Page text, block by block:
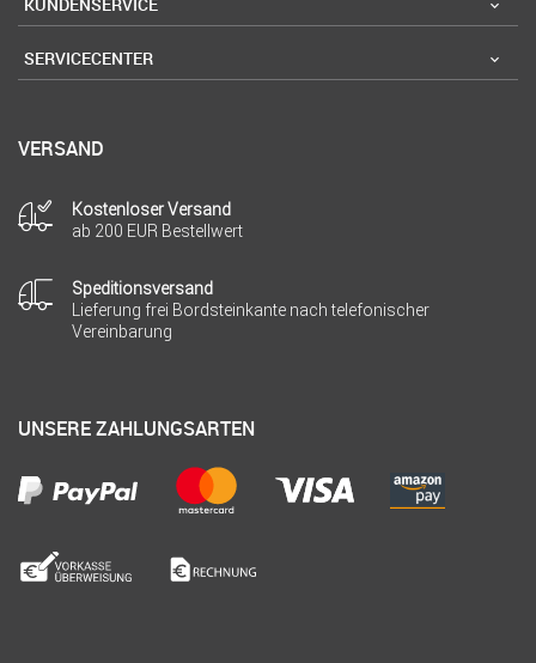
KUNDENSERVICE
SERVICECENTER
VERSAND
Kostenloser Versand
ab 200 EUR Bestellwert
Speditionsversand
Lieferung frei Bordsteinkante nach telefonischer
Vereinbarung
UNSERE ZAHLUNGSARTEN